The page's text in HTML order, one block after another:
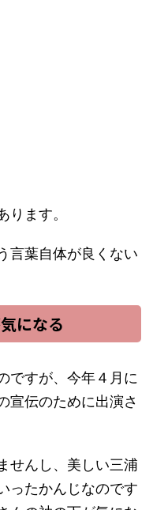
ります。
言葉自体が良くない
になる
ですが、今年４月に
宣伝のために出演さ
せんし、美しい三浦
ったかんじなのです